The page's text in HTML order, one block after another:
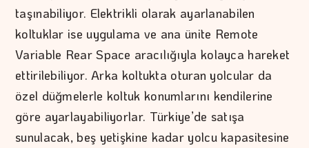
taşınabiliyor. Elektrikli olarak ayarlanabilen
koltuklar ise uygulama ve ana ünite Remote
Variable Rear Space aracılığıyla kolayca hareket
ettirilebiliyor. Arka koltukta oturan yolcular da
özel düğmelerle koltuk konumlarını kendilerine
göre ayarlayabiliyorlar. Türkiye’de satışa
sunulacak, beş yetişkine kadar yolcu kapasitesine